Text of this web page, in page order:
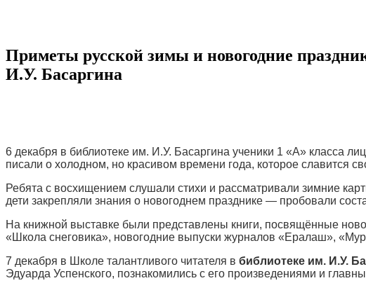
Приметы русской зимы и новогодние
И.У. Басаргина
6 декабря в библиотеке им. И.У. Басаргина ученики 1 «А» класса
писали о холодном, но красивом времени года, которое славится
Ребята с восхищением слушали стихи и рассматривали зимние
дети закрепляли знания о новогоднем празднике — пробовали
На книжной выставке были представлены книги, посвящённые
«Школа снеговика», новогодние выпуски журналов «Ералаш»,
7 декабря в Школе талантливого читателя в библиотеке им. И.У.
Эдуарда Успенского, познакомились с его произведениями и